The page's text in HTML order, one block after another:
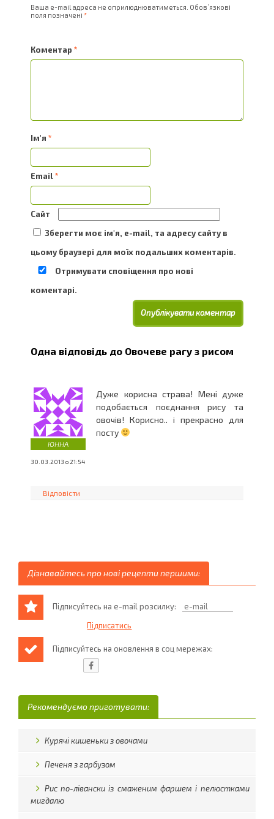
Ваша e-mail адреса не оприлюднюватиметься. Обов’язкові
поля позначені *
Коментар *
Ім'я *
Email*
Сайт
Зберегти моє ім'я, e-mail, та адресу сайту в
цьому браузері для моїх подальших коментарів.
Отримувати сповіщення про нові
коментарі.
Одна відповідь до Овочеве рагу з рисом
ЮННА
30.03.2013 о 21:54
Дуже корисна страва! Мені дуже
подобається поєднання рису та
овочів! Корисно.. і прекрасно для
посту
Відповісти
Дізнавайтесь про нові рецепти першими:
Підписуйтесь на e-mail розсилку:
Підписуйтесь на оновлення в соц мережах:
Рекомендуємо приготувати:
Курячі кишеньки з овочами
Печеня з гарбузом
Рис по-лівански із смаженим фаршем і пелюстками
мигдалю